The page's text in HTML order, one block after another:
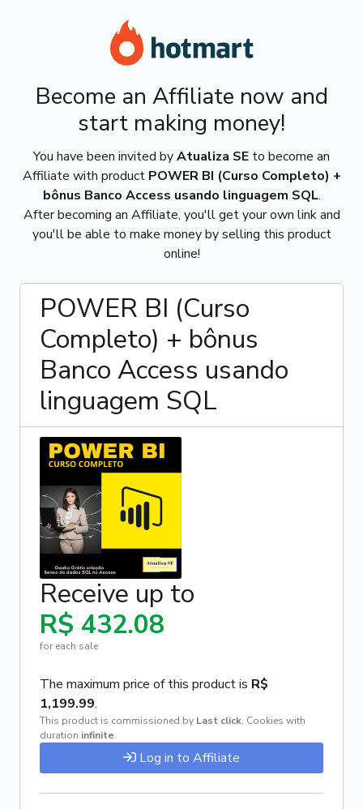
Become an Affiliate now and
start making money!
You have been invited byAtualiza SE to become an
Affiliate with product POWER BI (Curso Completo) +
bônus Banco Access usando linguagem SQL.
After becoming an Affiliate, you'll get your own link and
you'll be able to make money by selling this product
online!
POWER BI (Curso
Completo) + bônus
Banco Access usando
linguagem SQL
Receive up to
R$ 432.08
for each sale
The maximum price of this product is R$
1,199.99.
This product is commissioned by Last click, Cookies with
duration infinite.
Log in to Affiliate